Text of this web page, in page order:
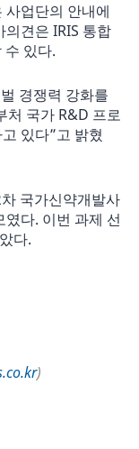
사업단의 안내에
견은 IRIS 통합
있다.
경쟁력 강화를
처 국가 R&D 프로
있다”고 밝혔
국가신약개발사
다. 이번 과제 선
다.
)